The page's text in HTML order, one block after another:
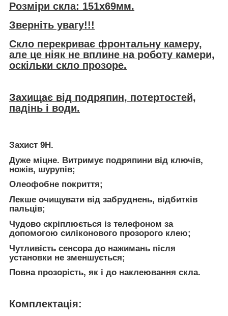
Розміри скла: 151х69мм.
Зверніть увагу!!!
Скло перекриває фронтальну камеру,
але це ніяк не вплине на роботу камери,
оскільки скло прозоре.
Захищає від подряпин, потертостей,
падінь і води.
Захист 9Н.
Дуже міцне. Витримує подряпини від ключів,
ножів, шурупів;
Олеофобне покриття;
Лекше очищувати від забруднень, відбитків
пальців;
Чудово скріплюється із телефоном за
допомогою силіконового прозорого клею;
Чутливість сенсора до нажимань після
установки не зменшується;
Повна прозорість, як і до наклеювання скла.
Комплектація: